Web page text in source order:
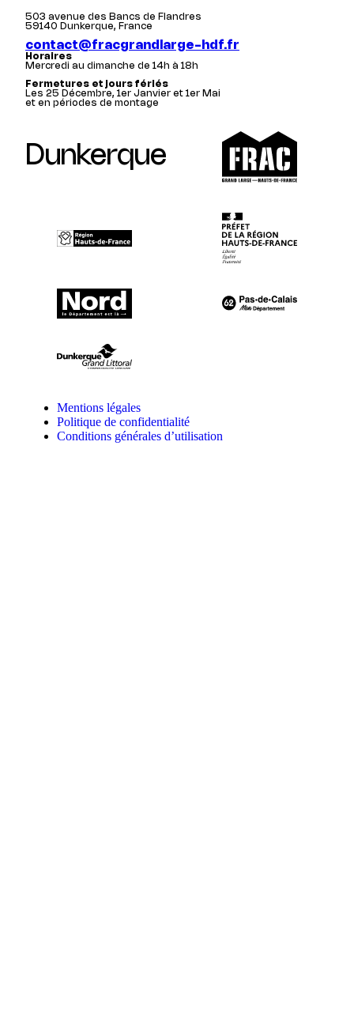
503 avenue des Bancs de Flandres
59140 Dunkerque, France
contact@fracgrandlarge-hdf.fr
Horaires
Mercredi au dimanche de 14h à 18h
Fermetures et jours fériés
Les 25 Décembre, 1er Janvier et 1er Mai
et en périodes de montage
Dunkerque
Mentions légales
Politique de confidentialité
Conditions générales d’utilisation